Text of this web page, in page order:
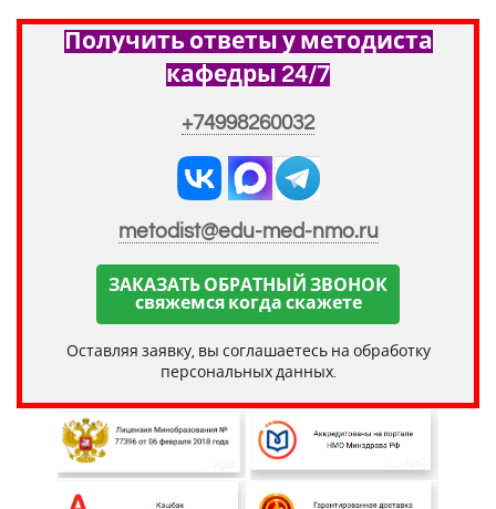
Получить ответы у методиста
кафедры 24/7
+74998260032
metodist@edu-med-nmo.ru
ЗАКАЗАТЬ ОБРАТНЫЙ ЗВОНОК
свяжемся когда скажете
Оставляя заявку, вы соглашаетесь на обработку
персональных данных.